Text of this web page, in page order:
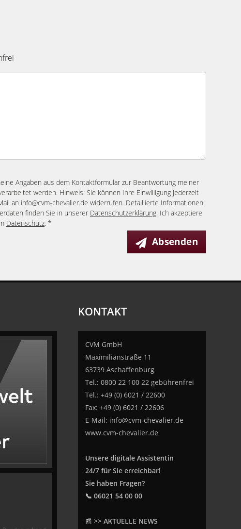
Angaben aus dem Kontaktformular zur Beantwortung meiner
werden. Hinweis: Sie können Ihre Einwilligung jederzeit
an info@cvm-chevalier.de widerrufen. Detaillierte Informationen
finden Sie in unserer Datenschutzerklärung. Ich akzeptiere
Datenschutz. *
Absenden
KONTAKT
CVM GmbH
Maximilianstraße 11
63739 Aschaffenburg
Tel.: 0800 22 100 22 gebührenfrei
Tel.: +49 (0) 6021 / 22600
Fax: +49 (0) 6021 / 22606
E-Mail: info@cvm-chevalier.de
www.cvm-chevalier.de
Unsere digitale Assistentin
24/7 für Sie erreichbar!
Sie haben Fragen?
📞 06021 54 00 00
📰 >> AKTUELLE NEWS